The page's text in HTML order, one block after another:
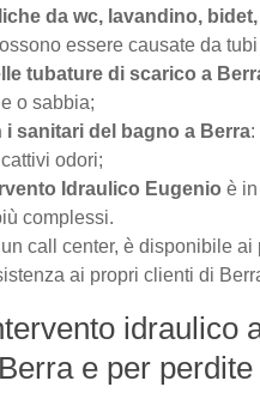
da wc, lavandino,
essere causate da
tubature di scarico a
o sabbia;
i sanitari del bagno a Berra:
odori;
Idraulico Eugenio è
complessi.
call center, è disponibile ai
ai propri clienti di
idraulico
e per